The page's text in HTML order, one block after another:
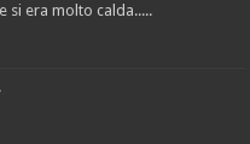
si era molto calda.....